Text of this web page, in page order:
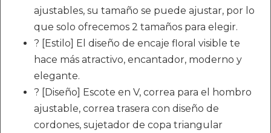
ajustables, su tamaño se puede ajustar, por lo
que solo ofrecemos 2 tamaños para elegir.
? [Estilo] El diseño de encaje floral visible te
hace más atractivo, encantador, moderno y
elegante.
? [Diseño] Escote en V, correa para el hombro
ajustable, correa trasera con diseño de
cordones, sujetador de copa triangular